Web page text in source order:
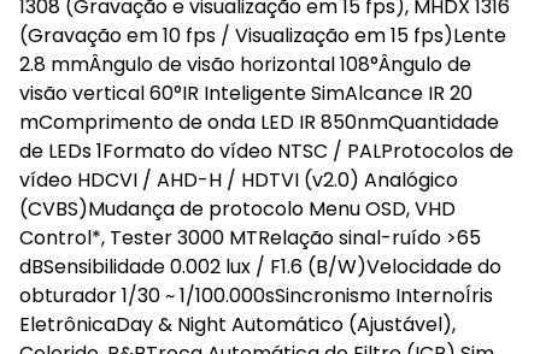
1308 (Gravação e visualização em 15 fps), MHDX 1316
(Gravação em 10 fps / Visualização em 15 fps)Lente
2.8 mmÂngulo de visão horizontal 108°Ângulo de
visão vertical 60°IR Inteligente SimAlcance IR 20
mComprimento de onda LED IR 850nmQuantidade
de LEDs 1Formato do vídeo NTSC / PALProtocolos de
vídeo HDCVI / AHD-H / HDTVI (v2.0) Analógico
(CVBS)Mudança de protocolo Menu OSD, VHD
Control*, Tester 3000 MTRelação sinal-ruído >65
dBSensibilidade 0.002 lux / F1.6 (B/W)Velocidade do
obturador 1/30 ~ 1/100.000sSincronismo InternoÍris
EletrônicaDay & Night Automático (Ajustável),